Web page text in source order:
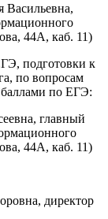
Васильевна,
44А, каб. 11)
подготовки к
по вопросам
по ЕГЭ:
главный
44А, каб. 11)
директор